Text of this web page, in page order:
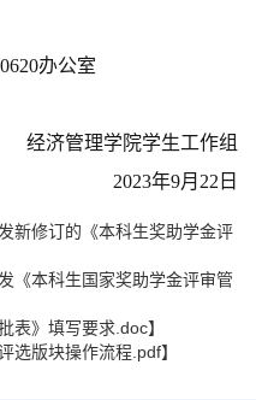
办公室
经济管理学院学生工作组
2023年9月22日
新修订的《本科生奖助学金评
《本科生国家奖助学金评审管
表》填写要求.doc】
选版块操作流程.pdf】